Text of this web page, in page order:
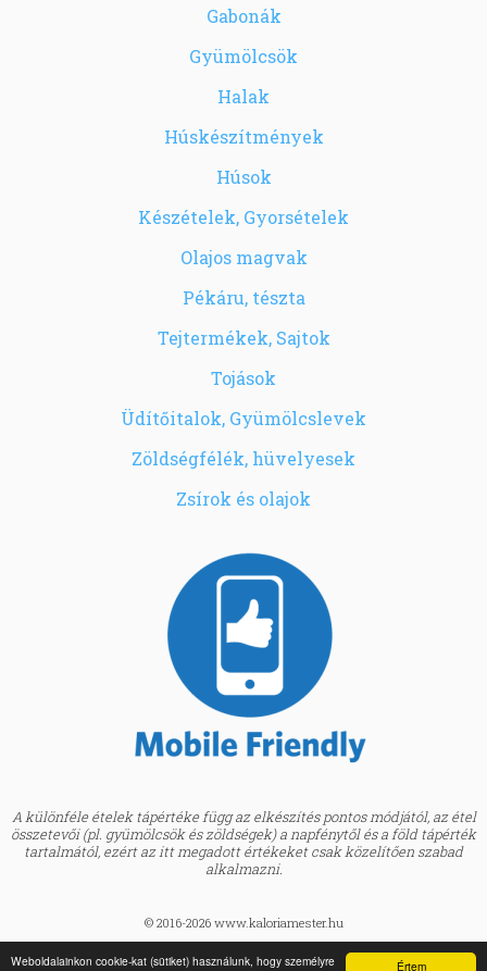
Értem
Weboldalainkon cookie-kat (sütiket) használunk, hogy személyre
Gabonák
Gyümölcsök
Halak
Húskészítmények
Húsok
Készételek, Gyorsételek
Olajos magvak
Pékáru, tészta
Tejtermékek, Sajtok
Tojások
Üdítőitalok, Gyümölcslevek
Zöldségfélék, hüvelyesek
Zsírok és olajok
A különféle ételek tápértéke függ az elkészítés pontos módjától, az étel
összetevői (pl. gyümölcsök és zöldségek) a napfénytől és a föld tápérték
tartalmától, ezért az itt megadott értékeket csak közelítően szabad
alkalmazni.
© 2016-2026 www.kaloriamester.hu